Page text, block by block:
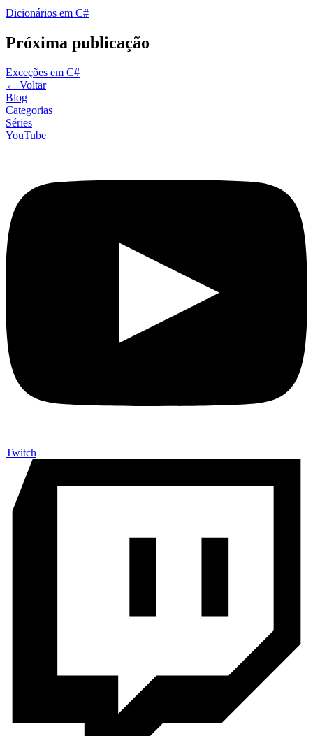
Dicionários em C#
Próxima publicação
Exceções em C#
← Voltar
Blog
Categorias
Séries
YouTube
Twitch